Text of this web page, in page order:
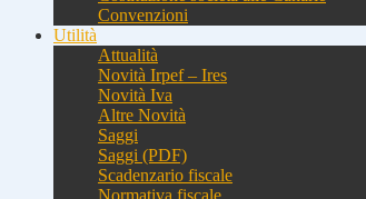
Convenzioni
Utilità
Attualità
Novità Irpef – Ires
Novità Iva
Altre Novità
Saggi
Saggi (PDF)
Scadenzario fiscale
Normativa fiscale